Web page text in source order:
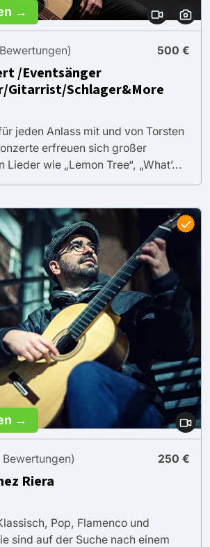
→
500 €
/Eventsänger
Gitarrist/Schlager&More
jeden Anlass mit und von Torsten
erfreuen sich großer
Lieder wie „Lemon Tree“, „What’...
→
Bewertungen) 250 €
Riera
Pop, Flamenco und
sind auf der Suche nach einem